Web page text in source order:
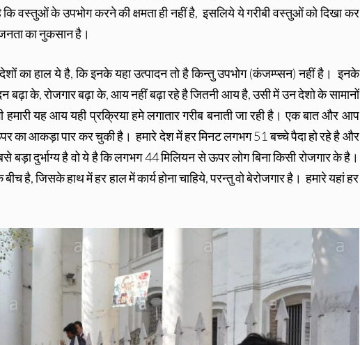
वस्तुओं के उपभोग करने की क्षमता ही नहीं है, इसलिये ये गरीबी वस्तुओं को दिखा कर
का नुकसान है।
का हाल ये है, कि इनके यहा उत्पादन तो है किन्तु उपभोग (कंजम्प्सन) नहीं है। इनके
बढ़ा के, रोजगार बढ़ा के, आय नहीं बढ़ा रहे है जितनी आय है, उसी में उन देशो के सामानों
यह आय यही प्रक्रिया हमे लगातार गरीब बनाती जा रही है। एक बात और आप
का आकड़ा पार कर चुकी है। हमारे देश में हर मिनट लगभग 51 बच्चे पैदा हो रहे है और
दुर्भाग्य है वो ये है कि लगभग 44 मिलियन से ऊपर लोग बिना किसी रोजगार के है।
है, जिसके हाथ में हर हाल में कार्य होना चाहिये, परन्तु वो बेरोजगार है। हमारे यहां हर